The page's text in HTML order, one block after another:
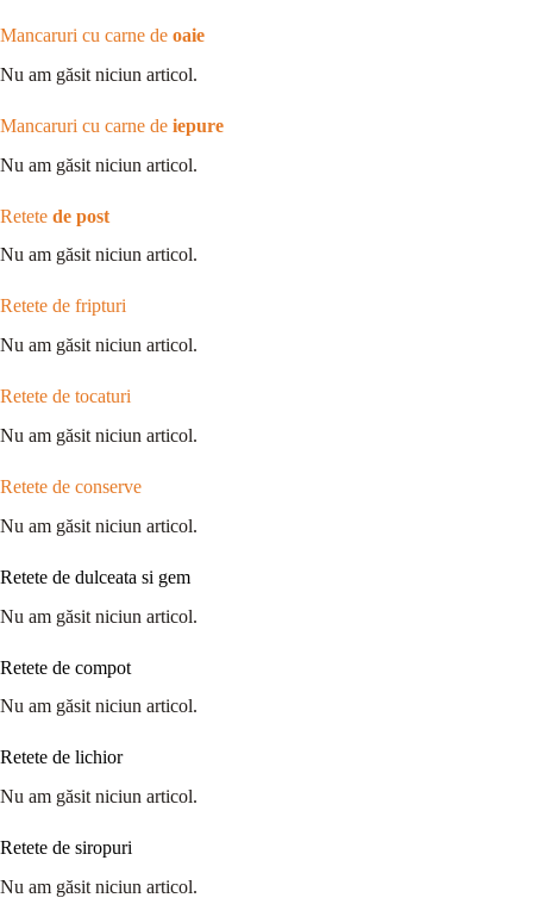
Mancaruri cu carne de oaie
Nu am găsit niciun articol.
Mancaruri cu carne de iepure
Nu am găsit niciun articol.
Retete de post
Nu am găsit niciun articol.
Retete de fripturi
Nu am găsit niciun articol.
Retete de tocaturi
Nu am găsit niciun articol.
Retete de conserve
Nu am găsit niciun articol.
Retete de dulceata si gem
Nu am găsit niciun articol.
Retete de compot
Nu am găsit niciun articol.
Retete de lichior
Nu am găsit niciun articol.
Retete de siropuri
Nu am găsit niciun articol.